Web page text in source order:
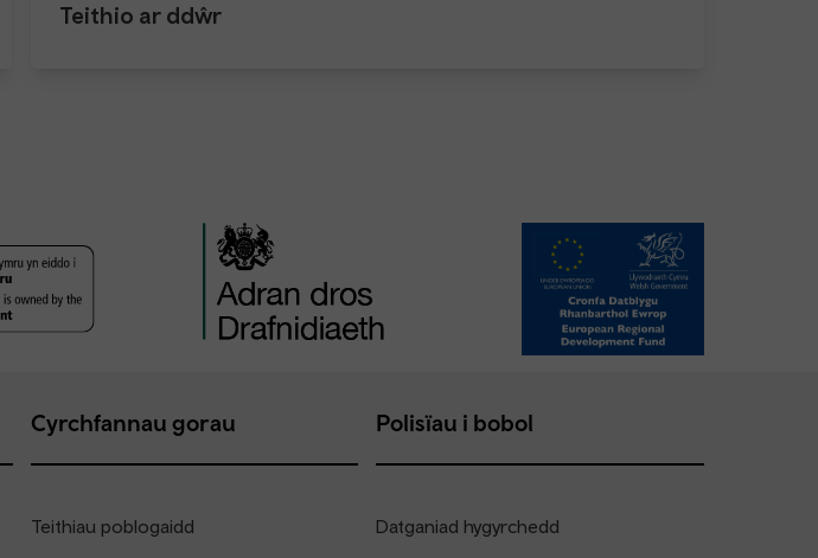
Teithio ar ddŵr
Cyrchfannau gorau
Teithiau poblogaidd
Polisïau i bobol
Datganiad hygyrchedd